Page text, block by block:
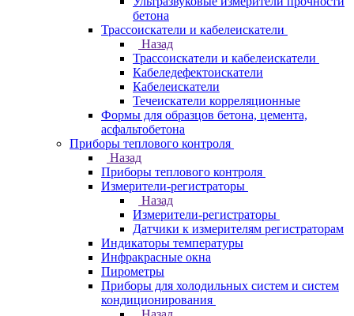
бетона
Трассоискатели и кабелеискатели
Назад
Трассоискатели и кабелеискатели
Кабеледефектоискатели
Кабелеискатели
Течеискатели корреляционные
Формы для образцов бетона, цемента,
асфальтобетона
Приборы теплового контроля
Назад
Приборы теплового контроля
Измерители-регистраторы
Назад
Измерители-регистраторы
Датчики к измерителям регистраторам
Индикаторы температуры
Инфракрасные окна
Пирометры
Приборы для холодильных систем и систем
кондиционирования